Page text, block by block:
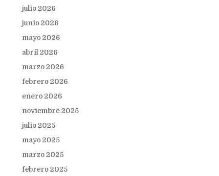
julio 2026
junio 2026
mayo 2026
abril 2026
marzo 2026
febrero 2026
enero 2026
noviembre 2025
julio 2025
mayo 2025
marzo 2025
febrero 2025